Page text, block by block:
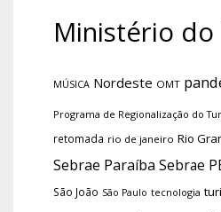
Ministério
MÚSICA Nordeste OMT
Programa de Regionalização do
retomada rio de janeiro Rio
Sebrae Paraíba Sebrae
São João São Paulo tecnologia